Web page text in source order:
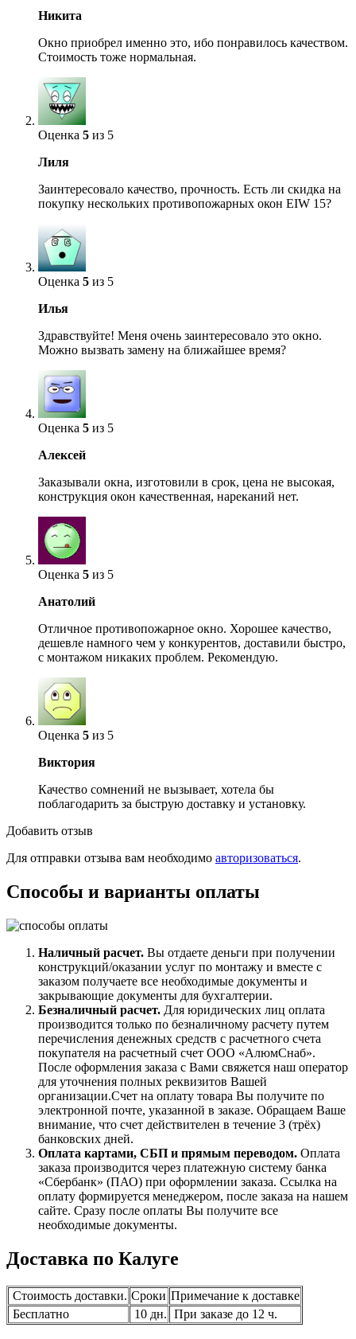
Никита
Окно приобрел именно это, ибо понравилось качеством.
Стоимость тоже нормальная.
Оценка 5 из 5
Лиля
Заинтересовало качество, прочность. Есть ли скидка на
покупку нескольких противопожарных окон EIW 15?
Оценка 5 из 5
Илья
Здравствуйте! Меня очень заинтересовало это окно.
Можно вызвать замену на ближайшее время?
Оценка 5 из 5
Алексей
Заказывали окна, изготовили в срок, цена не высокая,
конструкция окон качественная, нареканий нет.
Оценка 5 из 5
Анатолий
Отличное противопожарное окно. Хорошее качество,
дешевле намного чем у конкурентов, доставили быстро,
с монтажом никаких проблем. Рекомендую.
Оценка 5 из 5
Виктория
Качество сомнений не вызывает, хотела бы
поблагодарить за быструю доставку и установку.
Добавить отзыв
Для отправки отзыва вам необходимо авторизоваться.
Способы и варианты оплаты
Наличный расчет. Вы отдаете деньги при получении
конструкций/оказании услуг по монтажу и вместе с
заказом получаете все необходимые документы и
закрывающие документы для бухгалтерии.
Безналичный расчет. Для юридических лиц оплата
производится только по безналичному расчету путем
перечисления денежных средств с расчетного счета
покупателя на расчетный счет ООО «АлюмСнаб».
После оформления заказа с Вами свяжется наш оператор
для уточнения полных реквизитов Вашей
организации.Счет на оплату товара Вы получите по
электронной почте, указанной в заказе. Обращаем Ваше
внимание, что счет действителен в течение 3 (трёх)
банковских дней.
Оплата картами, СБП и прямым переводом. Оплата
заказа производится через платежную систему банка
«Сбербанк» (ПАО) при оформлении заказа. Ссылка на
оплату формируется менеджером, после заказа на нашем
сайте. Сразу после оплаты Вы получите все
необходимые документы.
Доставка по Калуге
Стоимость доставки. Сроки Примечание к доставке
Бесплатно
10 дн. При заказе до 12 ч.